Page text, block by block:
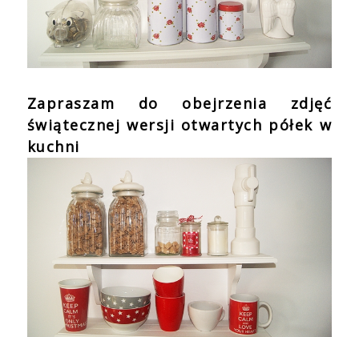
Zapraszam do obejrzenia zdjęć
świątecznej wersji otwartych półek w
kuchni